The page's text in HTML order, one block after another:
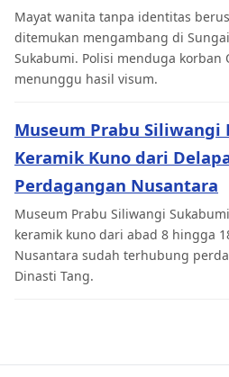
Mayat wanita tanpa identitas
ditemukan mengambang di
Sukabumi. Polisi menduga korban
menunggu hasil visum.
Museum Prabu Siliwangi
Keramik Kuno dari
Perdagangan Nusantara
Museum Prabu Siliwangi
keramik kuno dari abad 8 hingga
Nusantara sudah terhubung
Dinasti Tang.